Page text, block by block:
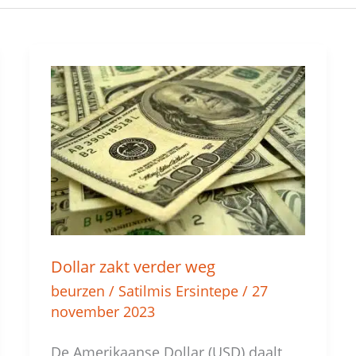
Dollar zakt verder weg
beurzen / Satilmis Ersintepe/27
november 2023
De Amerikaanse Dollar (USD) daalt
Dollar
zakt
verder
weg